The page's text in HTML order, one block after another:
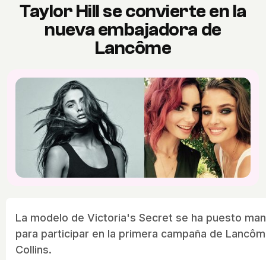
Taylor Hill se convierte en la
nueva embajadora de
Lancôme
La modelo de Victoria's Secret se ha puesto
para participar en la primera campaña de
Collins.